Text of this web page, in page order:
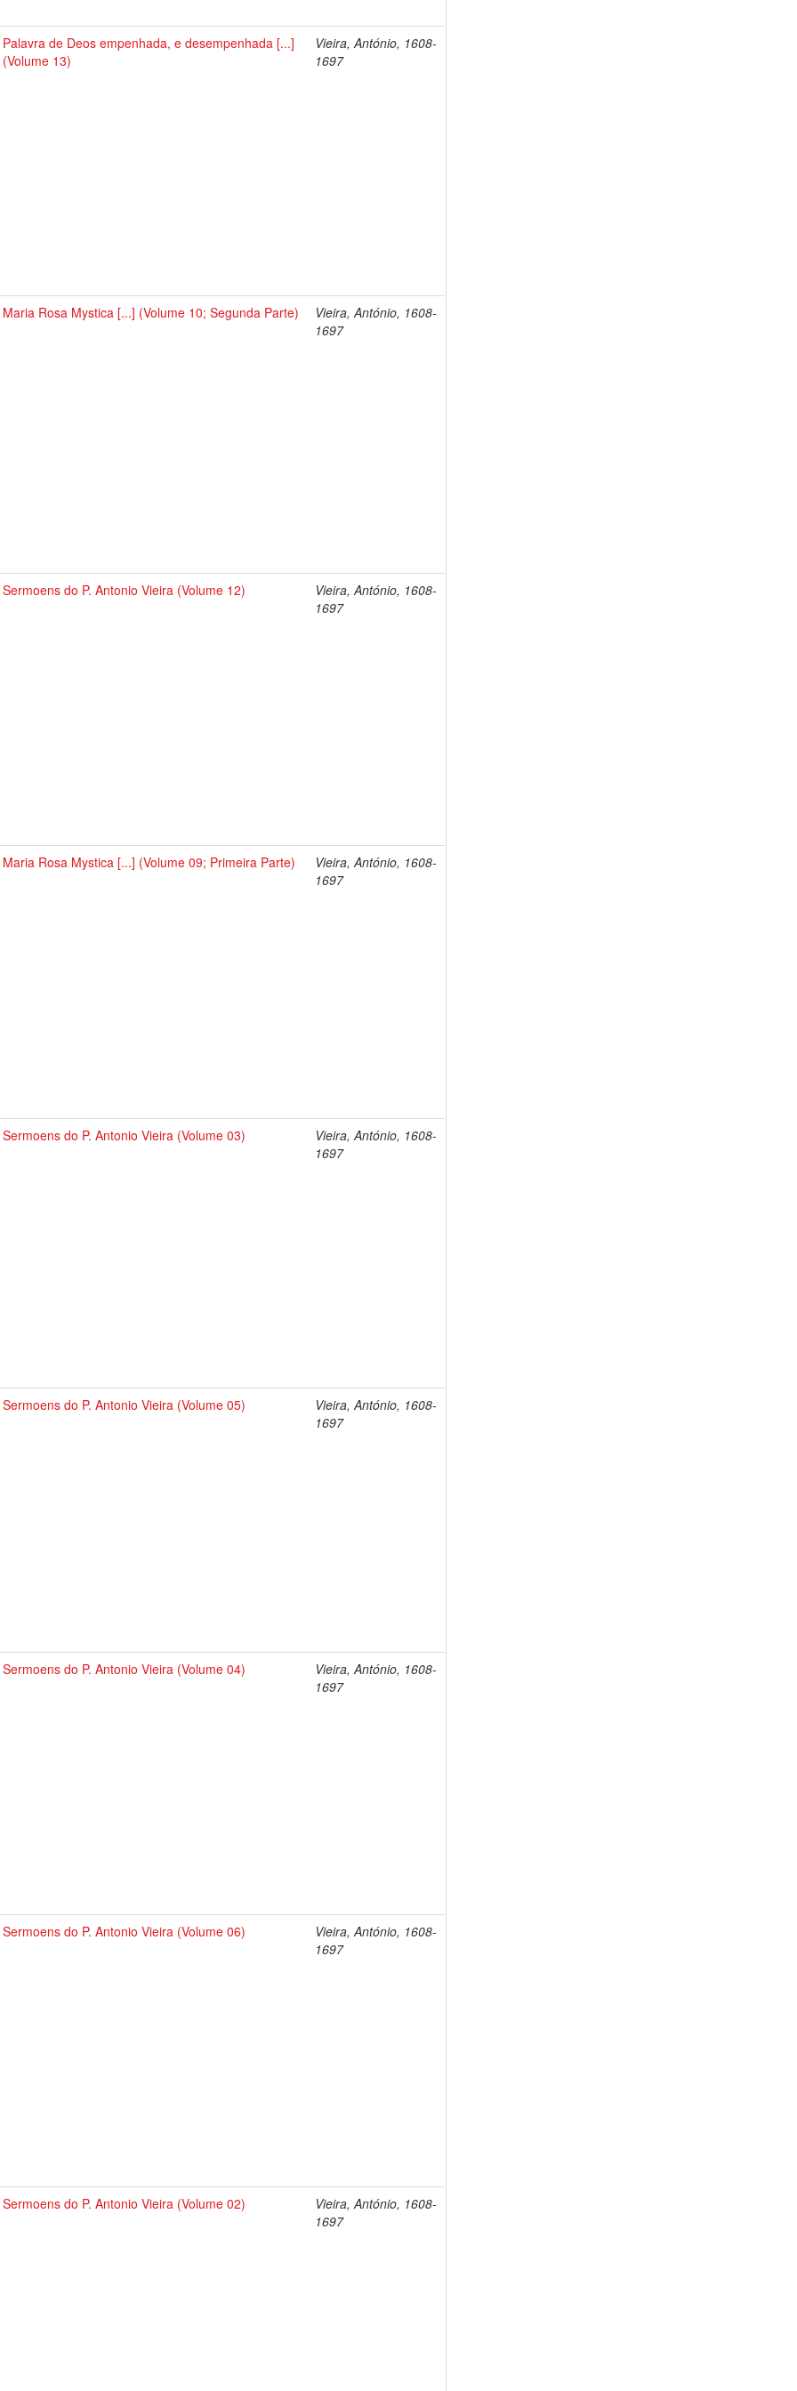
Palavra de Deos empenhada, e desempenhada [...]
(Volume 13)
Vieira, António, 1608-
1697
Maria Rosa Mystica [...] (Volume 10; Segunda Parte)
Vieira, António, 1608-
1697
Sermoens do P. Antonio Vieira (Volume 12)
Vieira, António, 1608-
1697
Maria Rosa Mystica [...] (Volume 09; Primeira Parte)
Vieira, António, 1608-
1697
Sermoens do P. Antonio Vieira (Volume 03)
Vieira, António, 1608-
1697
Sermoens do P. Antonio Vieira (Volume 05)
Vieira, António, 1608-
1697
Sermoens do P. Antonio Vieira (Volume 04)
Vieira, António, 1608-
1697
Sermoens do P. Antonio Vieira (Volume 06)
Vieira, António, 1608-
1697
Sermoens do P. Antonio Vieira (Volume 02)
Vieira, António, 1608-
1697